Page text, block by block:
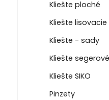
Kliešte ploché
Kliešte lisovacie
Kliešte - sady
Kliešte segerové
Kliešte SIKO
Pinzety